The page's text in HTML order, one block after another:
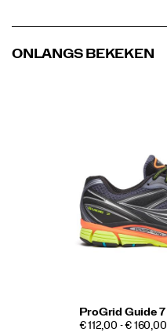
ONLANGS BEKEKEN
ProGrid Guide 7
€ 112,00 - € 160,00